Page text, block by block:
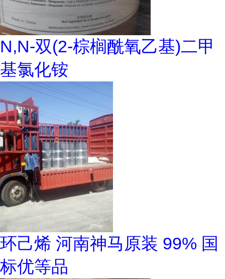
N,N-双(2-棕榈酰氧乙基)二甲
基氯化铵
环己烯 河南神马原装 99% 国
标优等品